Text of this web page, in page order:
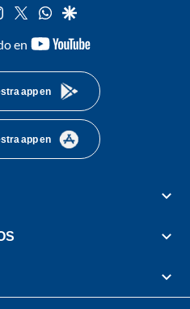
instagram
twitterwhatsapp
google
en
youtube-
app en
app en